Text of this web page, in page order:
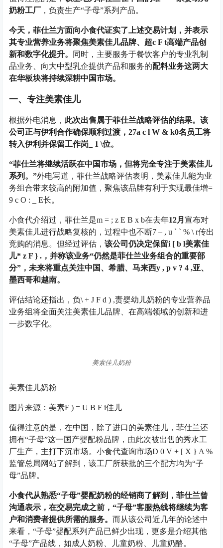
奶粉工厂 ，负责生产“子母”系列产品。
今天，菲仕兰方面向小食代证实了上述交易计划，并表示
其专业营养业务将聚焦美素佳儿品牌、超c F t高端产品创
新和数字化提升。
同时，主要服务于餐饮客户的专业乳制
品业务、向大中型乳企提供产品和服务的配料业务这两大
在华板块将持续深耕中国市场。
一、专注美素佳儿
根据外电消息， 此次出售属于菲仕兰战略评估的结果。该
公司正与伊利合作确保顺利过渡， 27a c l W & k0名员工将
转入伊利并保留工作岗 _ 1 \位。
“菲仕兰将继续活跃在中国市场，但将完全专注于美素佳儿
系列。 ”外电写道，菲仕兰战略评估表明，美素佳儿能为业
务组合带来较高的附加值，聚焦该品牌有利于实现最佳增=
9 c O : _ E长。
小食代介绍过，菲仕兰是m = ; z E B x b在去年12月 宣布对
美素佳儿进行战略复核的，过程中也不断7 – , u ` ` % \ r传出
竞购的消息。但经过评估， 该公司仍决定保留i [ b l美素佳
儿* z F } . ，并称该业务“仍然是菲仕兰业务组合的重要部
分” ，未来将重点关注中国、希腊、马来西y , p v ? 4 ,亚、
墨西哥和越南。
评估结论还指出，负\ + J F d ) ,责婴幼儿奶粉的专业营养品
业务组将全面关注美素佳儿品牌、在高端领域的创新和进
一步数字化。
美素佳儿奶粉
美素佳儿奶粉
图片来源：美素F ) = U B F i佳儿
值得注意的是，在中国，除了进口的美素佳儿，菲仕兰还
拥有“子母”这一国产婴配粉品牌，由此次被出售的秀水工
厂生产，主打下沉市场。小食代查询市场D 0 V + [ X } A %
监管总局网站了解到，该工厂所获批的三个配方均为“子
母”品牌。
小食代从熟悉“子母”婴配奶粉的经销商了解到，菲仕兰曾
沟通表示，在交易完成之前，“子母”客服热线将继续为客
户和消费者提供所需的服务。 而从该公司近几年的论述中
来看，“子母”婴配系列产品已鲜少出现，更多是介绍其他
“子母”产品线，如成人奶粉、儿童奶粉、儿童奶酪。